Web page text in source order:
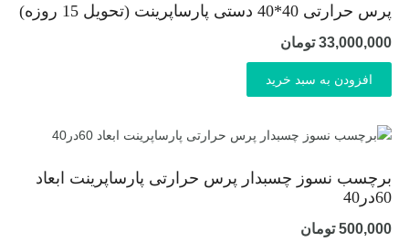
پرس حرارتی 40*40 دستی پارساپرینت (تحویل 15 روزه)
33,000,000 تومان
افزودن به سبد خرید
برچسب نسوز چسبدار پرس حرارتی پارساپرینت ابعاد
60در40
500,000 تومان